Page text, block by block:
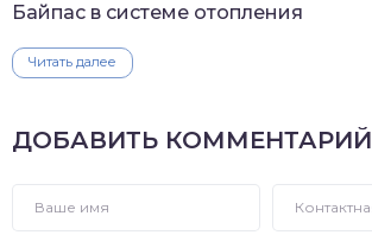
Байпас в системе отопления
Читать далее
ДОБАВИТЬ КОММЕНТАРИЙ